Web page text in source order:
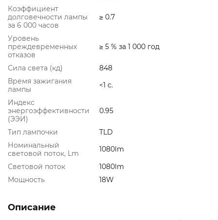
Коэффициент
долговечности лампы
за 6 000 часов
≥ 0.7
Уровень
преждевременных
отказов
≥ 5 % за 1 000 год
Сила света (кд)
848
Время зажигания
лампы
<1 с.
Индекс
энергоэффективности
(ЭЭИ)
0.95
Тип лампочки
TLD
Номинальный
световой поток, Lm
1080lm
Световой поток
1080lm
Мощность
18W
Описание